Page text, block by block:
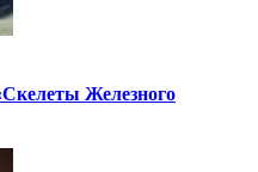
Железного